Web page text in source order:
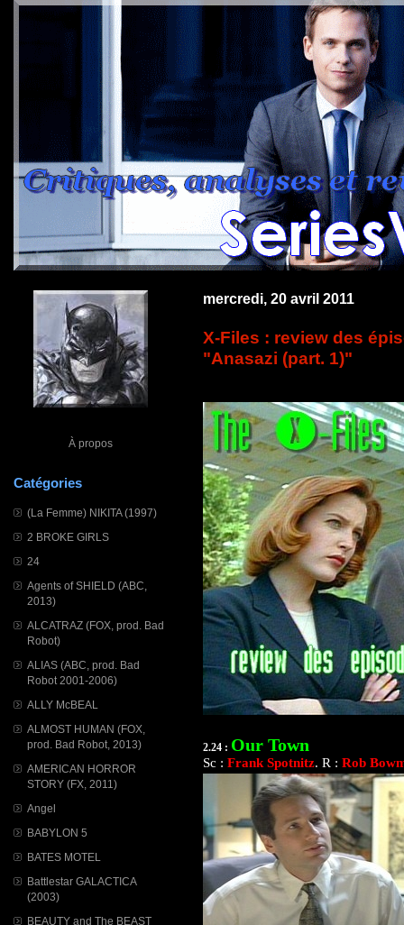
À propos
Catégories
(La Femme) NIKITA (1997)
2 BROKE GIRLS
24
Agents of SHIELD (ABC,
2013)
ALCATRAZ (FOX, prod. Bad
Robot)
ALIAS (ABC, prod. Bad
Robot 2001-2006)
ALLY McBEAL
ALMOST HUMAN (FOX,
prod. Bad Robot, 2013)
AMERICAN HORROR
STORY (FX, 2011)
Angel
BABYLON 5
BATES MOTEL
Battlestar GALACTICA
(2003)
BEAUTY and The BEAST
mercredi, 20 avril 2011
X-Files : review des
"Anasazi (part. 1)"
2.24 : Our Town
Sc : Frank Spotnitz. R : Rob